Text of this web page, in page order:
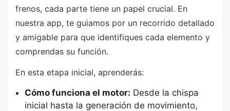
frenos, cada parte tiene un papel crucial. En
nuestra app, te guiamos por un recorrido detallado
y amigable para que identifiques cada elemento y
comprendas su función.
En esta etapa inicial, aprenderás:
Cómo funciona el motor: Desde la chispa
inicial hasta la generación de movimiento,